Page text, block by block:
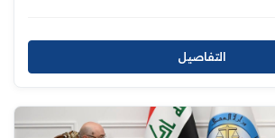
التفاصيل